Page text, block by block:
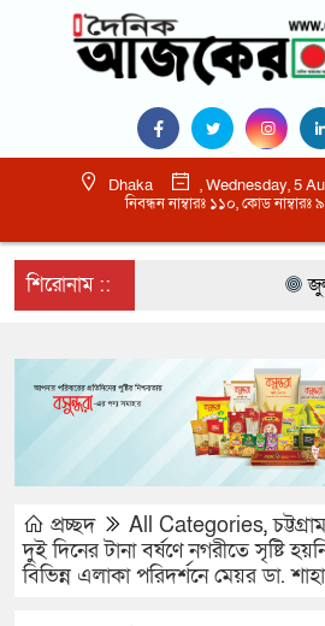
Dhaka
, Wednesday, 5
নিবন্ধন নাম্বারঃ ১১০, কোড নাম্বারঃ
শিরোনাম :: জুলাই-
প্রচ্ছদ All Categories,চট্টগ্রাম
দুই দিনের টানা বর্ষণে নগরীতে সৃষ্টি
বিভিন্ন এলাকা পরিদর্শনে মেয়র ডা.